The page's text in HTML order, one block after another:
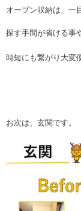
オープン収納は、一
探す手間が省ける事
時短にも繋がり大変
お次は、玄関です。